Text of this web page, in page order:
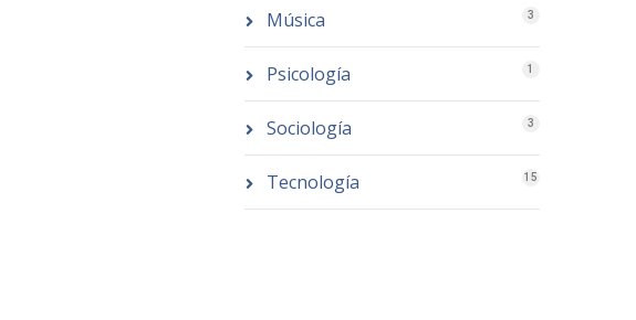
Música 3
Psicología 1
Sociología 3
Tecnología 15